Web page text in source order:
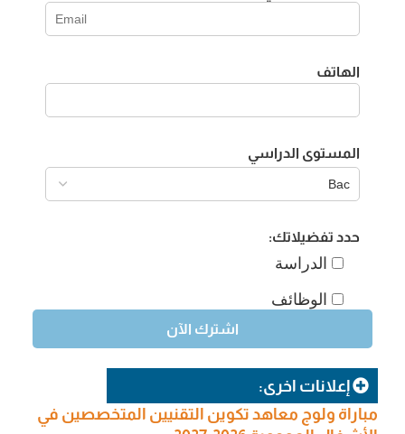
الهاتف
المستوى الدراسي
حدد تفضيلاتك:
الدراسة
الوظائف
إعلانات اخرى:
مباراة ولوج معاهد تكوين التقنيين المتخصصين في